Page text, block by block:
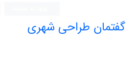
گفتمان طراحی شهری